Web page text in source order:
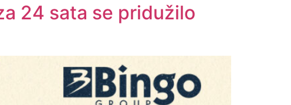
24 sata se pridužilo